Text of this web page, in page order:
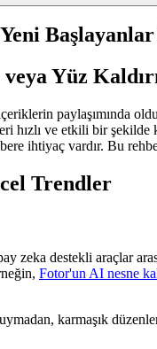
Yüz
paylaşımında
hızlı ve etkili bir
ihtiyaç vardır. Bu
Trendler
zeka destekli araçlar
Fotor'un AI nesne
karmaşık